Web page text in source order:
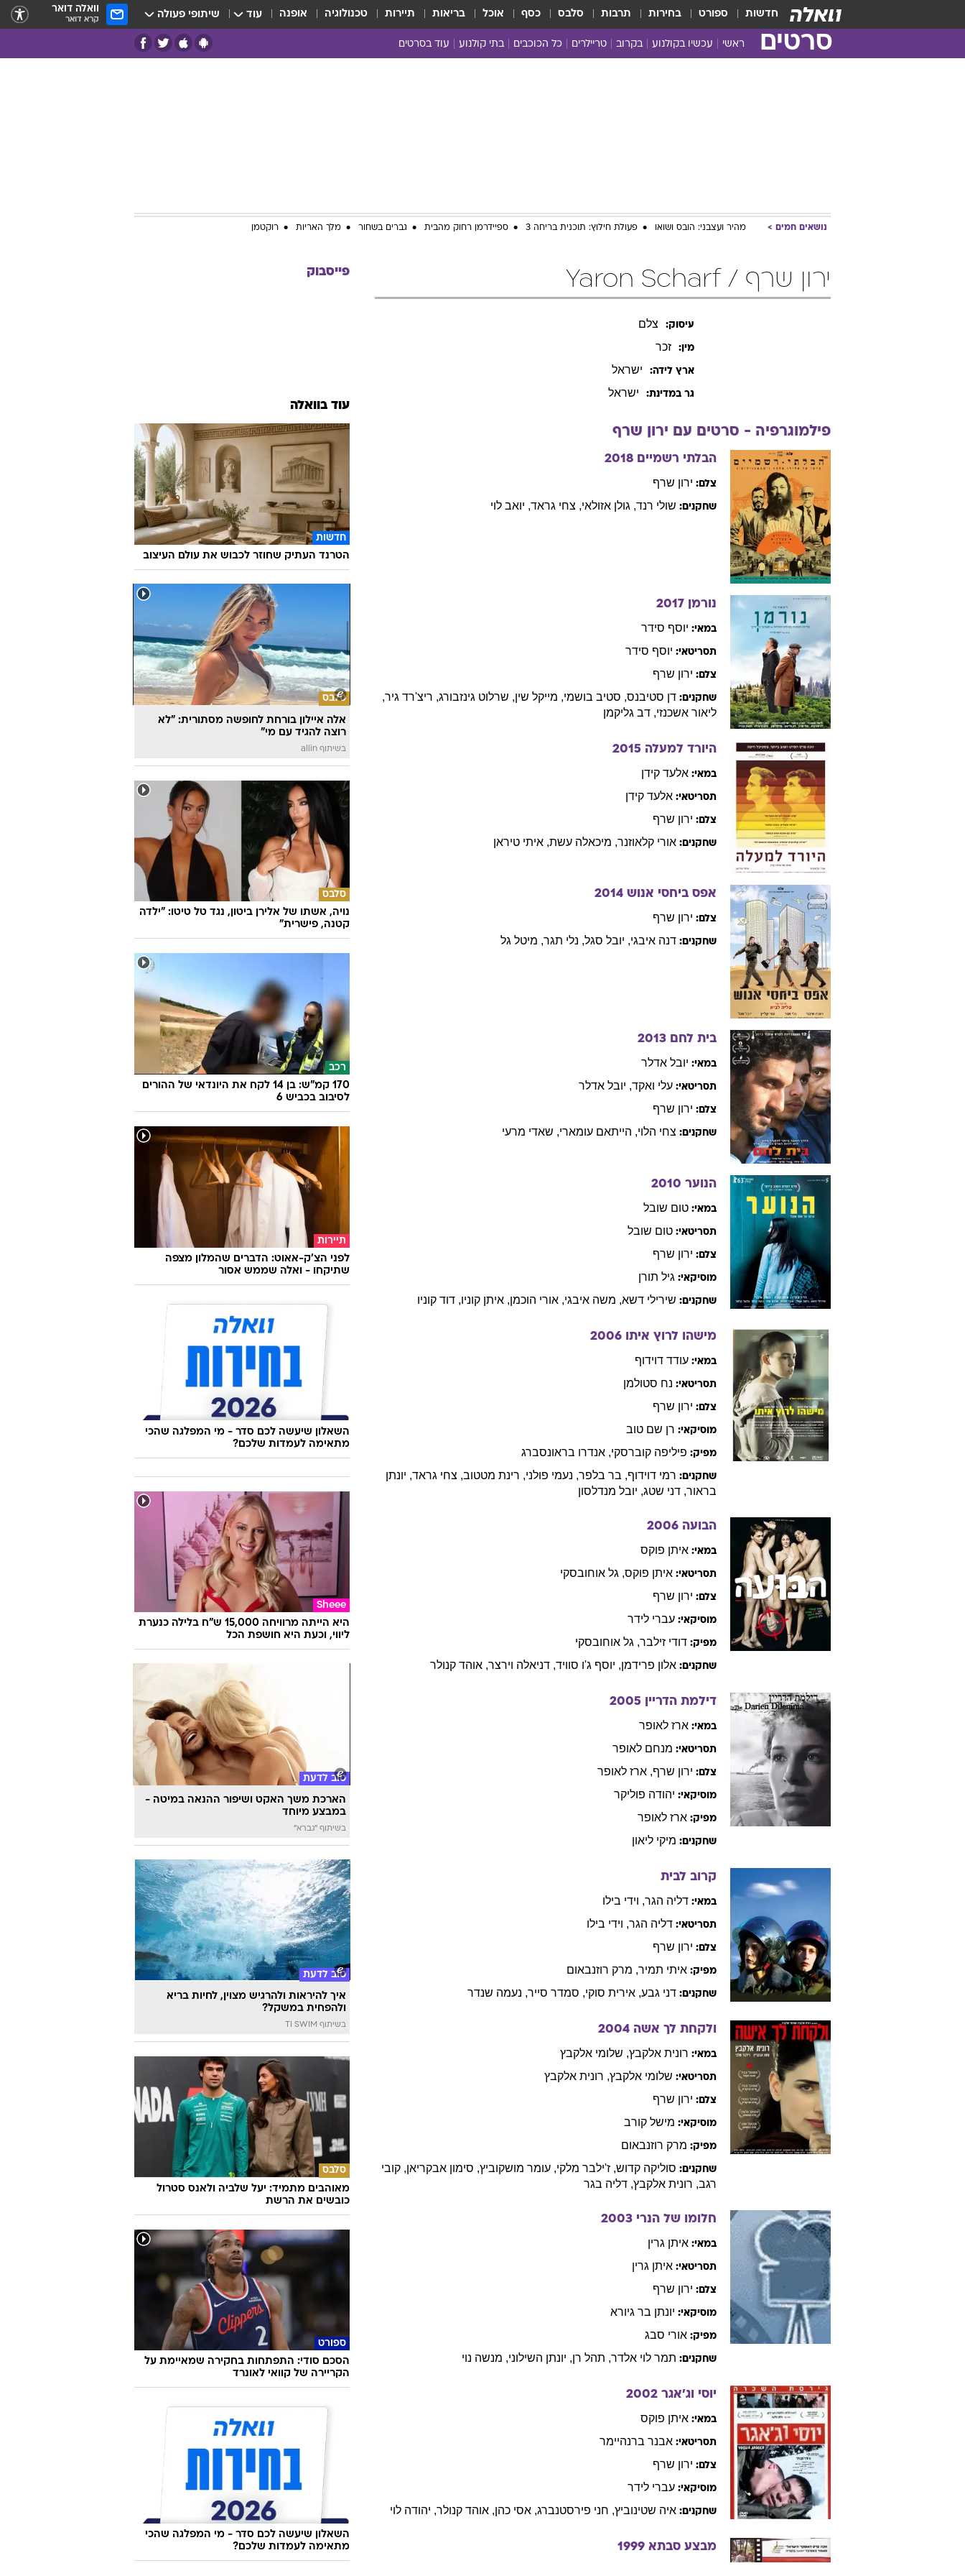
חדשות ספורט בחירות תרבות סלבס כסף אוכל בריאות תיירות טכנולוגיה אופנה עוד שיתופי פעולה וואלה דואר
קרא דואר
סרטים ראשי עכשיו בקולנוע בקרוב טריילרים כל הכוכבים בתי קולנוע עוד בסרטים
נושאים חמים מהיר ועצבני: הובס ושואו פעולת חילוץ: תוכנית בריחה 3 ספיידרמן רחוק מהבית גברים בשחור מלך האריות רוקטמן
ירון שרף / Yaron Scharf
עיסוק: צלם
מין: זכר
ארץ לידה: ישראל
גר במדינת: ישראל
פילמוגרפיה - סרטים עם ירון שרף
הבלתי רשמיים 2018
צלם: ירון שרף
שחקנים: שולי רנד, גולן אזולאי, צחי גראד, יואב לוי
נורמן 2017
במאי: יוסף סידר
תסריטאי: יוסף סידר
צלם: ירון שרף
שחקנים: דן סטיבנס, סטיב בושמי, מייקל שין, שרלוט גינזבורג, ריצ'רד גיר,
ליאור אשכנזי, דב גליקמן
היורד למעלה 2015
במאי: אלעד קידן
תסריטאי: אלעד קידן
צלם: ירון שרף
שחקנים: אורי קלאוזנר, מיכאלה עשת, איתי טיראן
אפס ביחסי אנוש 2014
צלם: ירון שרף
שחקנים: דנה איבגי, יובל סגל, נלי תגר, מיטל גל
בית לחם 2013
במאי: יובל אדלר
תסריטאי: עלי ואקד, יובל אדלר
צלם: ירון שרף
שחקנים: צחי הלוי, הייתאם עומארי, שאדי מרעי
הנוער 2010
במאי: טום שובל
תסריטאי: טום שובל
צלם: ירון שרף
מוסיקאי: גיל תורן
שחקנים: שירילי דשא, משה איבגי, אורי הוכמן, איתן קוניו, דוד קוניו
מישהו לרוץ איתו 2006
במאי: עודד דוידוף
תסריטאי: נח סטולמן
צלם: ירון שרף
מוסיקאי: רן שם טוב
מפיק: פיליפה קוברסקי, אנדרו בראונסברג
שחקנים: רמי דוידוף, בר בלפר, נעמי פולני, רינת מטטוב, צחי גראד, יונתן
בראור, דני שטג, יובל מנדלסון
הבועה 2006
במאי: איתן פוקס
תסריטאי: איתן פוקס, גל אוחובסקי
צלם: ירון שרף
מוסיקאי: עברי לידר
מפיק: דודי זילבר, גל אוחובסקי
שחקנים: אלון פרידמן, יוסף ג'ו סוויד, דניאלה וירצר, אוהד קנולר
דילמת הדריין 2005
במאי: ארז לאופר
תסריטאי: מנחם לאופר
צלם: ירון שרף, ארז לאופר
מוסיקאי: יהודה פוליקר
מפיק: ארז לאופר
שחקנים: מיקי ליאון
קרוב לבית
במאי: דליה הגר, וידי בילו
תסריטאי: דליה הגר, וידי בילו
צלם: ירון שרף
מפיק: איתי תמיר, מרק רוזנבאום
שחקנים: דני גבע, אירית סוקי, סמדר סייר, נעמה שנדר
ולקחת לך אשה 2004
במאי: רונית אלקבץ, שלומי אלקבץ
תסריטאי: שלומי אלקבץ, רונית אלקבץ
צלם: ירון שרף
מוסיקאי: מישל קורב
מפיק: מרק רוזנבאום
שחקנים: סוליקה קדוש, ז'ילבר מלקי, עומר מושקוביץ, סימון אבקריאן, קובי
רגב, רונית אלקבץ, דליה בגר
חלומו של הנרי 2003
במאי: איתן גרין
תסריטאי: איתן גרין
צלם: ירון שרף
מוסיקאי: יונתן בר גיורא
מפיק: אורי סבג
שחקנים: תמר לוי אלדר, תהל רן, יונתן השילוני, מנשה נוי
יוסי וג'אגר 2002
במאי: איתן פוקס
תסריטאי: אבנר ברנהיימר
צלם: ירון שרף
מוסיקאי: עברי לידר
שחקנים: איה שטינוביץ, חני פירסטנברג, אסי כהן, אוהד קנולר, יהודה לוי
מבצע סבתא 1999
פייסבוק
עוד בוואלה
חדשות
הטרנד העתיק שחוזר לכבוש את עולם העיצוב
סלבס
אלה איילון בורחת לחופשה מסתורית: "לא
רוצה להגיד עם מי"
בשיתוף allin
סלבס
נויה, אשתו של אלירן ביטון, נגד טל טיטו: "ילדה
קטנה, פישרית"
רכב
170 קמ"ש: בן 14 לקח את היונדאי של ההורים
לסיבוב בכביש 6
תיירות
לפני הצ'ק-אאוט: הדברים שהמלון מצפה
שתיקחו - ואלה שממש אסור
השאלון שיעשה לכם סדר - מי המפלגה שהכי
מתאימה לעמדות שלכם?
Sheee
היא הייתה מרוויחה 15,000 ש"ח בלילה כנערת
ליווי, וכעת היא חושפת הכל
טוב לדעת
הארכת משך האקט ושיפור ההנאה במיטה -
במבצע מיוחד
בשיתוף "גברא"
טוב לדעת
איך להיראות ולהרגיש מצוין, לחיות בריא
ולהפחית במשקל?
בשיתוף TI SWIM
סלבס
מאוהבים מתמיד: יעל שלביה ולאנס סטרול
כובשים את הרשת
ספורט
הסכם סודי: התפתחות בחקירה שמאיימת על
הקריירה של קוואי לאונרד
השאלון שיעשה לכם סדר - מי המפלגה שהכי
מתאימה לעמדות שלכם?